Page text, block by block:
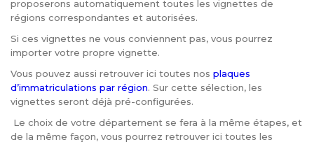
proposerons automatiquement toutes les vignettes de
régions correspondantes et autorisées.
Si ces vignettes ne vous conviennent pas, vous pourrez
importer votre propre vignette.
Vous pouvez aussi retrouver ici toutes nos plaques
d’immatriculations par région. Sur cette sélection, les
vignettes seront déjà pré-configurées.
Le choix de votre département se fera à la même étapes, et
de la même façon, vous pourrez retrouver ici toutes les